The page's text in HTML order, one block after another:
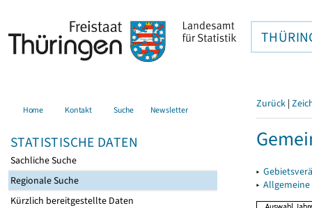
Home Kontakt Suche Newsletter
STATISTISCHE DATEN
Sachliche Suche
Regionale Suche
Kürzlich bereitgestellte Daten
Zurück |
▸
▸